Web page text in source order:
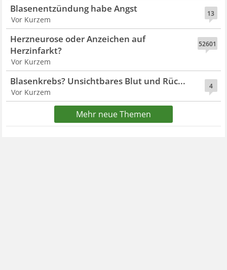
13
Blasenentzündung habe Angst
Vor Kurzem
52601
Herzneurose oder Anzeichen auf
Herzinfarkt?
Vor Kurzem
4
Blasenkrebs? Unsichtbares Blut und Rüc...
Vor Kurzem
Mehr neue Themen